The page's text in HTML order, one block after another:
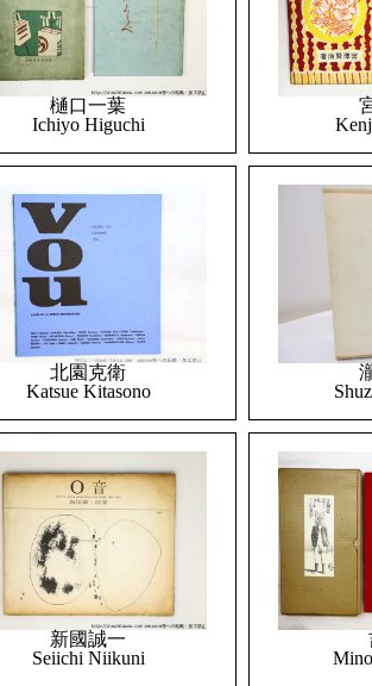
樋口一葉
Ichiyo Higuchi
北園克衛
Katsue Kitasono
新國誠一
Seiichi Niikuni